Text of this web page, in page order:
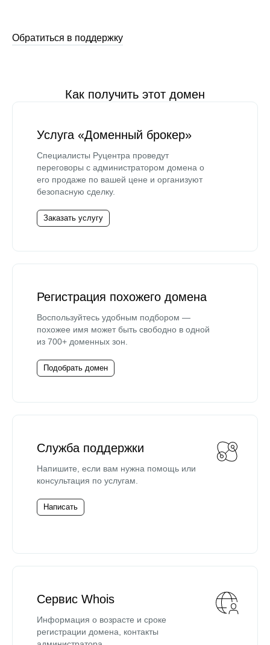
Обратиться в поддержку
Как получить этот домен
Услуга «Доменный брокер»
Специалисты Руцентра проведут
переговоры с администратором домена о
его продаже по вашей цене и организуют
безопасную сделку.
Заказать услугу
Регистрация похожего домена
Воспользуйтесь удобным подбором —
похожее имя может быть свободно в одной
из 700+ доменных зон.
Подобрать домен
Служба поддержки
Напишите, если вам нужна помощь или
консультация по услугам.
Написать
Сервис Whois
Информация о возрасте и сроке
регистрации домена, контакты